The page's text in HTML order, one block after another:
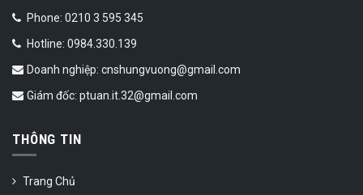
Phone: 0210 3 595 345
Hotline: 0984.330.139
Doanh nghiệp: cnshungvuong@gmail.com
Giám đốc: ptuan.it.32@gmail.com
THÔNG TIN
Trang Chủ